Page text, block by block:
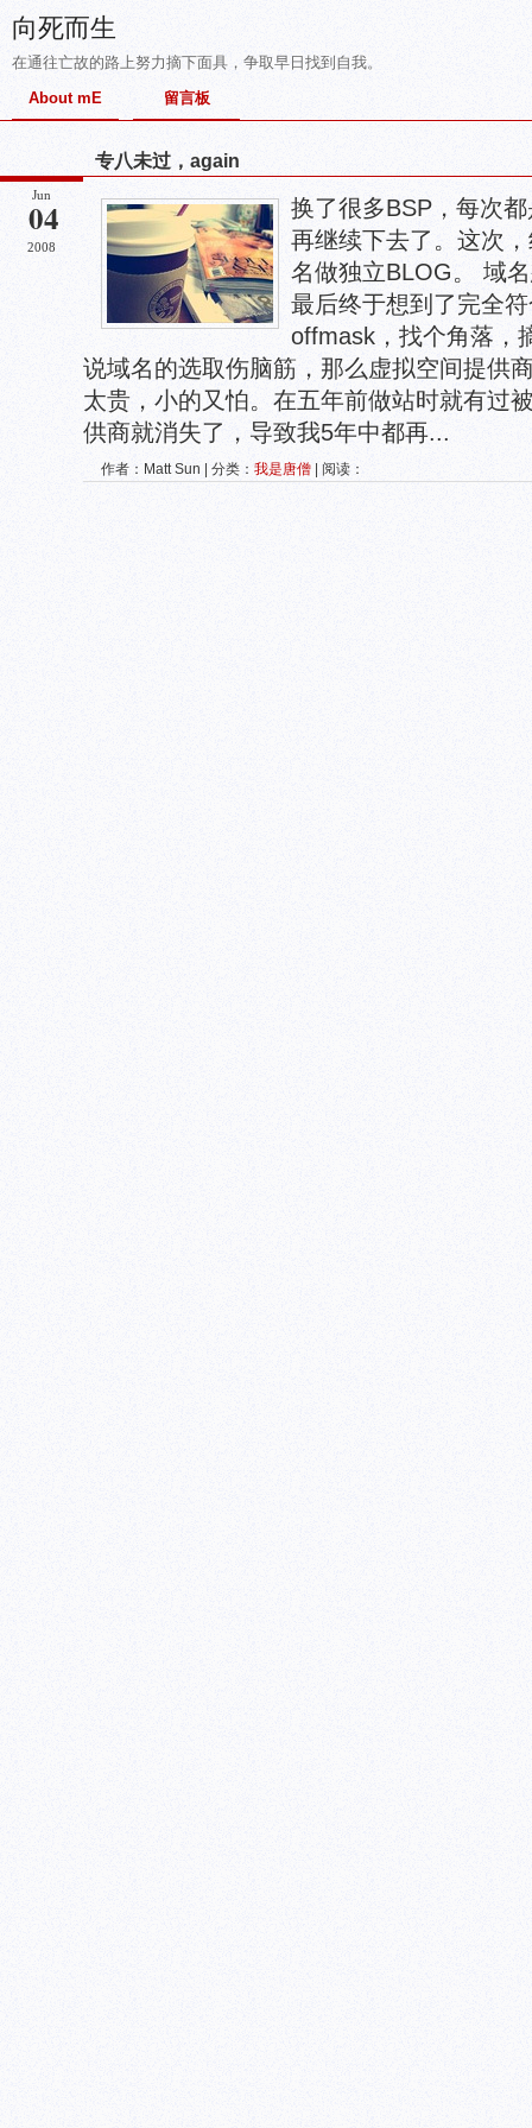
向死而生
在通往亡故的路上努力摘下面具，争取早日找到自我。
About mE
留言板
Jun
04
2008
专八未过，again
换了很多BSP，每次
再继续下去了。这次
名做独立BLOG。 域
最后终于想到了完全
offmask，找个角落，
说域名的选取伤脑筋，那么虚拟空间提供
太贵，小的又怕。在五年前做站时就有过
供商就消失了，导致我5年中都再...
作者：Matt Sun | 分类： 我是唐僧 | 阅读：